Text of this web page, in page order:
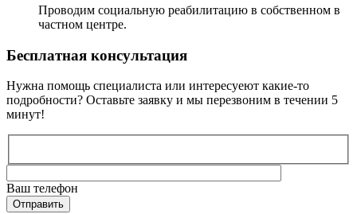
Проводим социальную реабилитацию в собственном в
частном центре.
Бесплатная консультация
Нужна помощь специалиста или интересуеют какие-то
подробности? Оставьте заявку и мы перезвоним в течении 5
минут!
Ваш телефон